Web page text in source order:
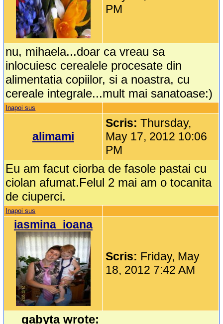
PM
nu, mihaela...doar ca vreau sa
inlocuiesc cerealele procesate din
alimentatia copiilor, si a noastra, cu
cereale integrale...mult mai sanatoase:)
Inapoi sus
alimami
Scris:Thursday,
May 17, 2012 10:06
PM
Eu am facut ciorba de fasole pastai cu
ciolan afumat.Felul 2 mai am o tocanita
de ciuperci.
Inapoi sus
iasmina_ioana
Scris: Friday, May
18, 2012 7:42 AM
gabyta wrote: